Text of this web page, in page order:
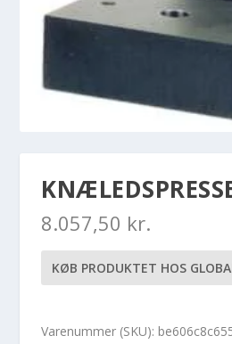
8.057,50 kr.
KØB PRODUKTET HOS
Varenummer (SKU):